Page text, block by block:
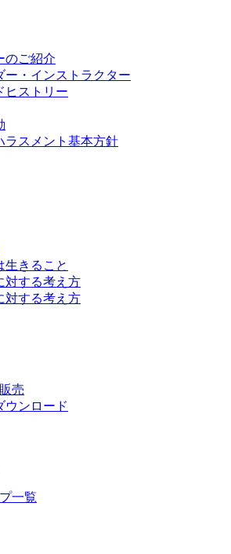
のご紹介
ー・インストラクター
ヒストリー
ラスメント基本方針
生きること
対する考え方
対する考え方
売
ウンロード
一覧